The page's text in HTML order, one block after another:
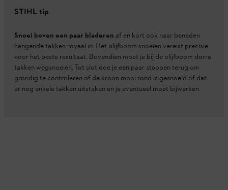
STIHL tip
Snoei boven een paar bladeren af en kort ook naar beneden
hangende takken royaal in. Het olijfboom snoeien vereist precisie
voor het beste resultaat. Bovendien moet je bij de olijfboom dorre
takken wegsnoeien. Tot slot doe je een paar stappen terug om
grondig te controleren of de kroon mooi rond is gesnoeid of dat
er nog enkele takken uitsteken en je eventueel moet bijwerken.